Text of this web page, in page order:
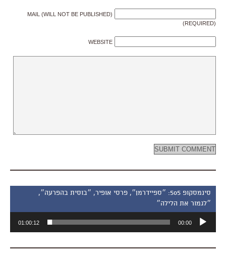
MAIL (WILL NOT BE PUBLISHED)
(REQUIRED)
WEBSITE
סינמסקופ 505: ״ספיידרמן״, פרסי אופיר, ״בוסית בהפרעה״,
״לגמור את הלילה״
אודיו
00:00
01:00:12